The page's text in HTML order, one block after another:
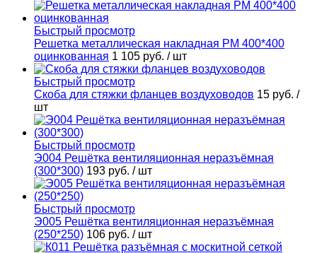
Быстрый просмотр
Решетка металлическая накладная РМ 400*400
оцинкованная 1 105 руб. / шт
Быстрый просмотр
Скоба для стяжки фланцев воздуховодов 15 руб. /
шт
Быстрый просмотр
Э004 Решётка вентиляционная неразъёмная
(300*300) 193 руб. / шт
Быстрый просмотр
Э005 Решётка вентиляционная неразъёмная
(250*250) 106 руб. / шт